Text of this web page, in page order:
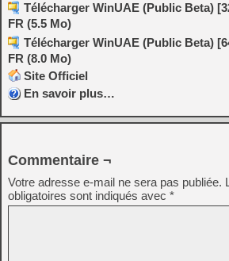
Télécharger WinUAE (Public Beta)
FR (5.5 Mo)
Télécharger WinUAE (Public Beta)
FR (8.0 Mo)
Site Officiel
En savoir plus…
Commentaire ¬
Votre adresse e-mail ne sera pas publiée.
obligatoires sont indiqués avec *